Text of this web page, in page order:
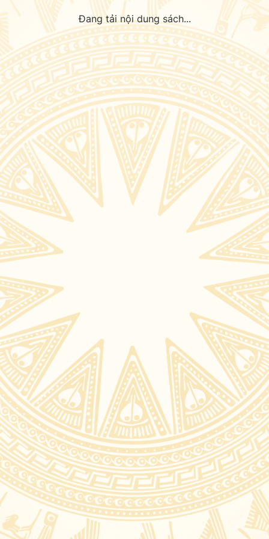
Đang tải nội dung sách...